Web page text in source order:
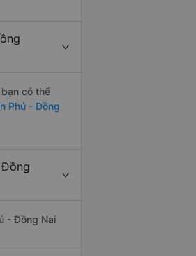
có thể
Phú - Đồng
- Đồng Nai